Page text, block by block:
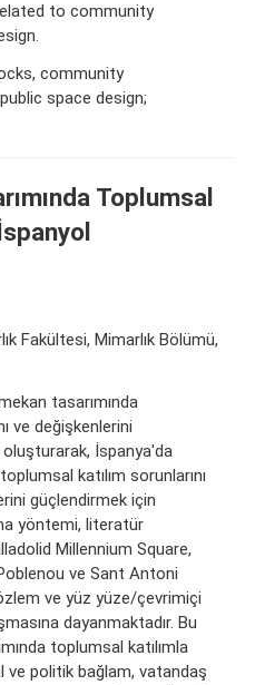
to community
community
space design;
Toplumsal
Fakültesi, Mimarlık Bölümü,
tasarımında
ve değişkenlerini
İspanya'da
katılım sorunlarını
güçlendirmek için
yöntemi, literatür
Millennium Square,
ve Sant Antoni
ve yüz yüze/çevrimiçi
dayanmaktadır. Bu
toplumsal katılımla
ve politik bağlam, vatandaş